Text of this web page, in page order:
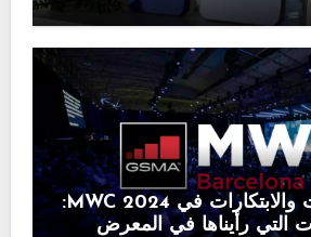
أفضل المنتجات والابتكارات في MWC 2024:
التي رأيناها في المعرض